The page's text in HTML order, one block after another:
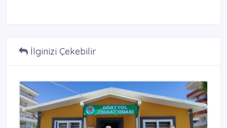
İlginizi Çekebilir